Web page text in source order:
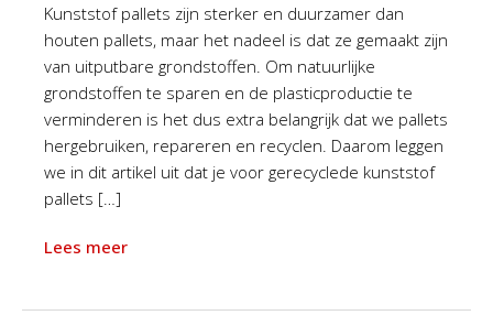
Kunststof pallets zijn sterker en duurzamer dan
houten pallets, maar het nadeel is dat ze gemaakt zijn
van uitputbare grondstoffen. Om natuurlijke
grondstoffen te sparen en de plasticproductie te
verminderen is het dus extra belangrijk dat we pallets
hergebruiken, repareren en recyclen. Daarom leggen
we in dit artikel uit dat je voor gerecyclede kunststof
pallets […]
Lees meer